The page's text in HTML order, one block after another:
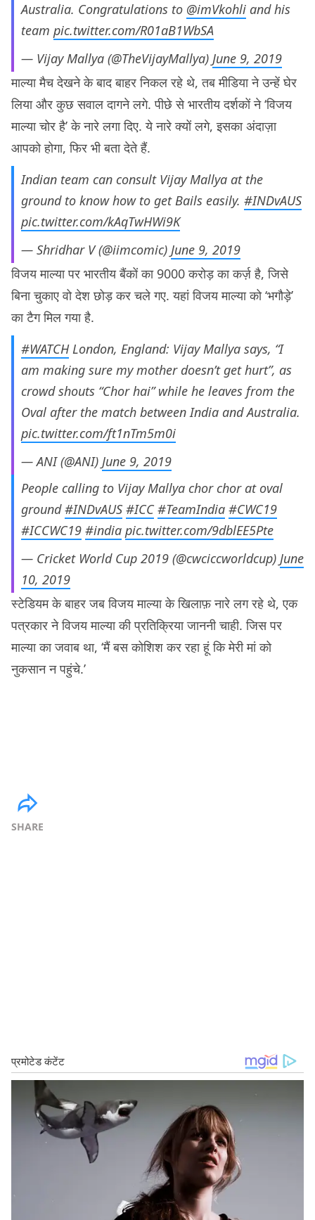
Australia. Congratulations to ⁦ @imVkohli ⁩ and his
team pic.twitter.com/R01aB1WbSA
— Vijay Mallya (@TheVijayMallya) June 9, 2019
माल्या मैच देखने के बाद बाहर निकल रहे थे, तब मीडिया ने उन्हें घेर
लिया और कुछ सवाल दागने लगे. पीछे से भारतीय दर्शकों ने ‘विजय
माल्या चोर है’ के नारे लगा दिए. ये नारे क्यों लगे, इसका अंदाज़ा
आपको होगा, फिर भी बता देते हैं.
Indian team can consult Vijay Mallya at the
ground to know how to get Bails easily. #INDvAUS
pic.twitter.com/kAqTwHWi9K
— Shridhar V (@iimcomic) June 9, 2019
विजय माल्या पर भारतीय बैंकों का 9000 करोड़ का कर्ज़ है, जिसे
बिना चुकाए वो देश छोड़ कर चले गए. यहां विजय माल्या को ‘भगौड़े’
का टैग मिल गया है.
#WATCHLondon, England: Vijay Mallya says, “I
am making sure my mother doesn’t get hurt”, as
crowd shouts “Chor hai” while he leaves from the
Oval after the match between India and Australia.
pic.twitter.com/ft1nTm5m0i
— ANI (@ANI) June 9, 2019
People calling to Vijay Mallya chor chor at oval
ground#INDvAUS #ICC #TeamIndia #CWC19
#ICCWC19 #india pic.twitter.com/9dblEE5Pte
— Cricket World Cup 2019 (@cwciccworldcup) June
10, 2019
स्टेडियम के बाहर जब विजय माल्या के खिलाफ़ नारे लग रहे थे, एक
पत्रकार ने विजय माल्या की प्रतिक्रिया जाननी चाही. जिस पर
माल्या का जवाब था, ‘मैं बस कोशिश कर रहा हूं कि मेरी मां को
नुकसान न पहुंचे.’
SHARE